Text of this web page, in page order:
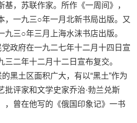
，苏联作家。所作《一周间》，
，一九三○年一月北新书局出版。又
九三○年三月上海水沫书店出版。
政府在一九二七年十二月十四日宣
二年十二月十二日宣布复交。
黑土区面积广大，有以“黑土”作为
批评家和文学史家乔治·勃兰兑斯
，曾在他写的《俄国印象记》一书